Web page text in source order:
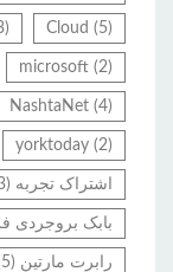
Cloud(5)
(3)
microsoft(2)
NashtaNet(4)
yorktoday(2)
اشتراک تجربه (3)
بابک بروجردی فر
رابرت مارتین(5)